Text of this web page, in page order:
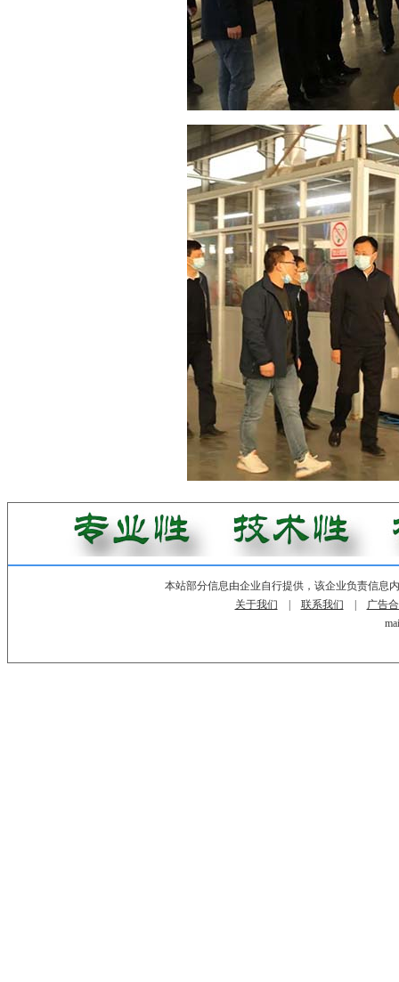
本站部分信息由企业自行提供，该企业负责信息
关于我们
联系我们
广告